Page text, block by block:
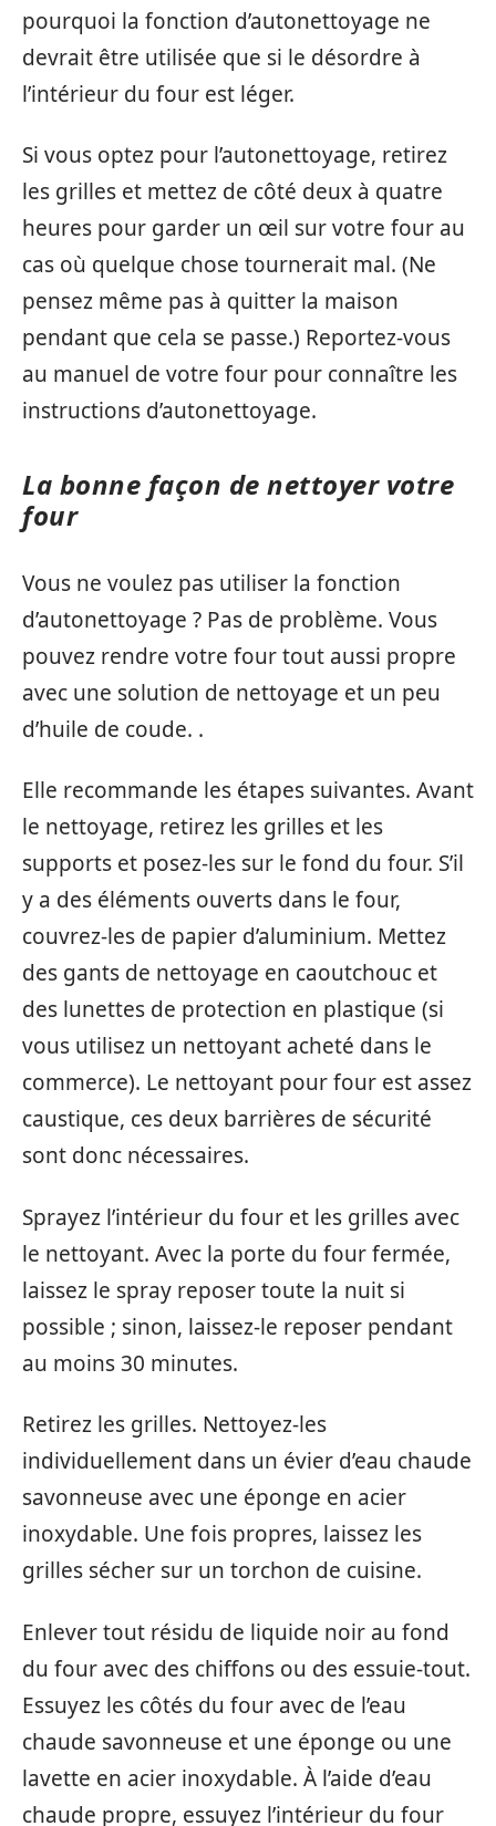
pourquoi la fonction d’autonettoyage ne
devrait être utilisée que si le désordre à
l’intérieur du four est léger.
Si vous optez pour l’autonettoyage, retirez
les grilles et mettez de côté deux à quatre
heures pour garder un œil sur votre four au
cas où quelque chose tournerait mal. (Ne
pensez même pas à quitter la maison
pendant que cela se passe.) Reportez-vous
au manuel de votre four pour connaître les
instructions d’autonettoyage.
La bonne façon de nettoyer votre
four
Vous ne voulez pas utiliser la fonction
d’autonettoyage ? Pas de problème. Vous
pouvez rendre votre four tout aussi propre
avec une solution de nettoyage et un peu
d’huile de coude. .
Elle recommande les étapes suivantes. Avant
le nettoyage, retirez les grilles et les
supports et posez-les sur le fond du four. S’il
y a des éléments ouverts dans le four,
couvrez-les de papier d’aluminium. Mettez
des gants de nettoyage en caoutchouc et
des lunettes de protection en plastique (si
vous utilisez un nettoyant acheté dans le
commerce). Le nettoyant pour four est assez
caustique, ces deux barrières de sécurité
sont donc nécessaires.
Sprayez l’intérieur du four et les grilles avec
le nettoyant. Avec la porte du four fermée,
laissez le spray reposer toute la nuit si
possible ; sinon, laissez-le reposer pendant
au moins 30 minutes.
Retirez les grilles. Nettoyez-les
individuellement dans un évier d’eau chaude
savonneuse avec une éponge en acier
inoxydable. Une fois propres, laissez les
grilles sécher sur un torchon de cuisine.
Enlever tout résidu de liquide noir au fond
du four avec des chiffons ou des essuie-tout.
Essuyez les côtés du four avec de l’eau
chaude savonneuse et une éponge ou une
lavette en acier inoxydable. À l’aide d’eau
chaude propre, essuyez l’intérieur du four